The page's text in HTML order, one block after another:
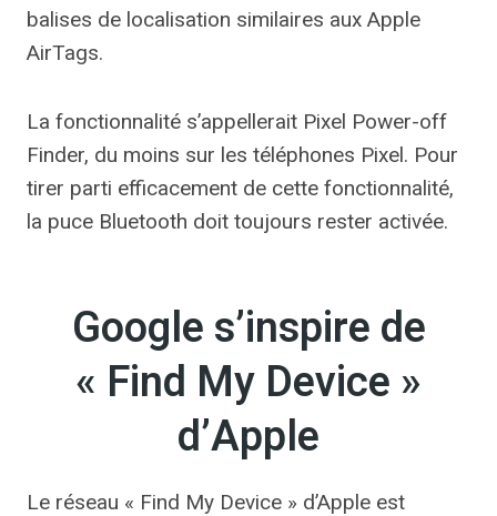
balises de localisation similaires aux Apple
AirTags.
La fonctionnalité s’appellerait Pixel Power-off
Finder, du moins sur les téléphones Pixel. Pour
tirer parti efficacement de cette fonctionnalité,
la puce Bluetooth doit toujours rester activée.
Google s’inspire de
« Find My Device »
d’Apple
Le réseau « Find My Device » d’Apple est